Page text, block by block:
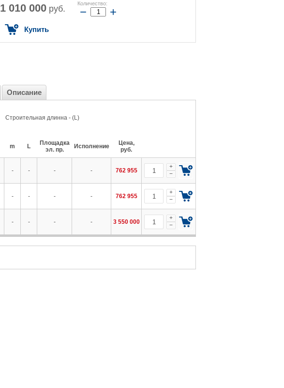
1 010 000 руб.
Количество:
− +
Купить
Описание
Строительная длинна - (L)
m L
Площадка
эл. пр.
Исполнение
Цена,
руб.
- - - - 762 955
+
−
- - - - 762 955
+
−
- - - - 3 550 000
+
−